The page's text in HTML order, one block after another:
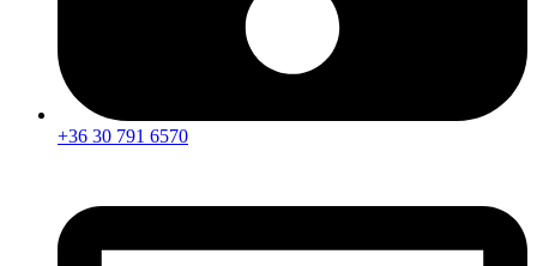
+36 30 791 6570